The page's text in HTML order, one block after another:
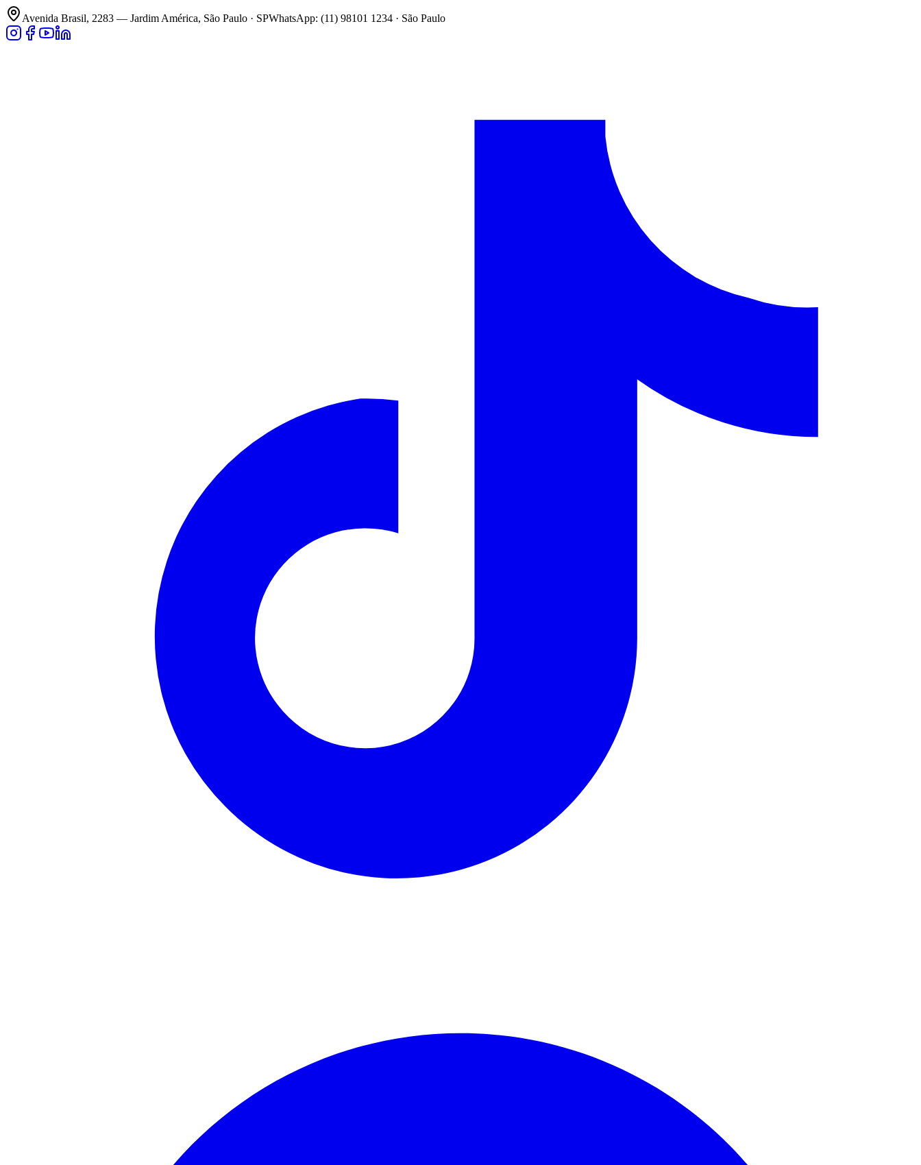
Avenida Brasil, 2283 — Jardim América, São Paulo · SPWhatsApp: (11) 98101 1234 · São Paulo